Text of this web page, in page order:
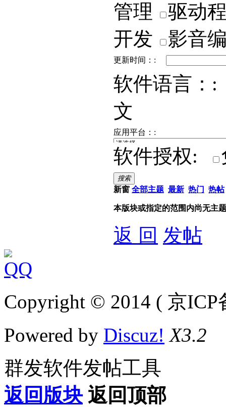
管理
驱动
开发
影音
更新时间：:
软件语言：:
文
应用平台：:
软件授权:
搜索
新窗 全部主题 最新 热门 热帖
本版块或指定的范围内尚无主题
返 回 发帖
Copyright © 2014 ( 京ICP
Powered by Discuz! X3.2
群发软件发帖工具
返回版块 返回顶部